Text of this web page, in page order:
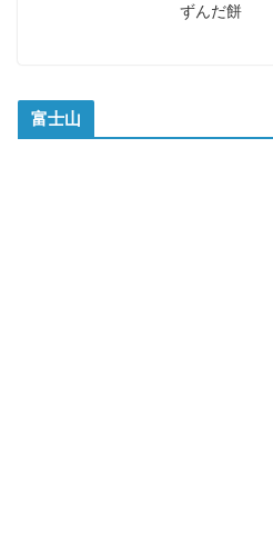
ずんだ餅
富士山